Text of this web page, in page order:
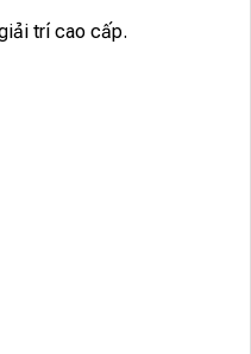
trí cao cấp.